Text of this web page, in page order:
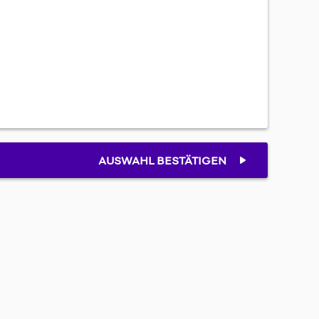
AUSWAHL BESTÄTIGEN